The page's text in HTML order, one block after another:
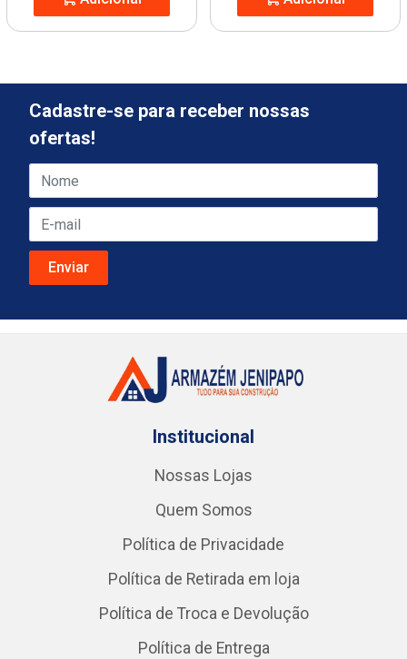
Cadastre-se para receber nossas
ofertas!
Institucional
Nossas Lojas
Quem Somos
Política de Privacidade
Política de Retirada em loja
Política de Troca e Devolução
Política de Entrega